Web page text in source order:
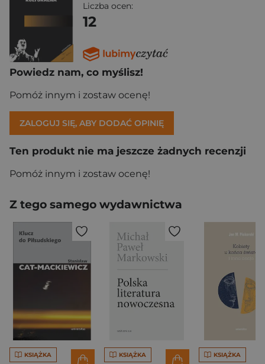
Liczba ocen:
12
Powiedz nam, co myślisz!
Pomóż innym i zostaw ocenę!
ZALOGUJ SIĘ, ABY DODAĆ OPINIĘ
Ten produkt nie ma jeszcze żadnych recenzji
Pomóż innym i zostaw ocenę!
Z tego samego wydawnictwa
KSIĄŻKA KSIĄŻKA KSIĄŻKA